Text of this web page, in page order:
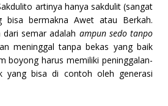
artinya hanya sakdulit (sangat
bisa bermakna Awet atau Berkah.
dari semar adalah ampun sedo tanpo
meninggal tanpa bekas yang baik
boyong harus memiliki peninggalan-
yang bisa di contoh oleh generasi